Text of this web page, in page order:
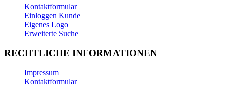
Kontaktformular
Einloggen Kunde
Eigenes Logo
Erweiterte Suche
RECHTLICHE INFORMATIONEN
Impressum
Kontaktformular